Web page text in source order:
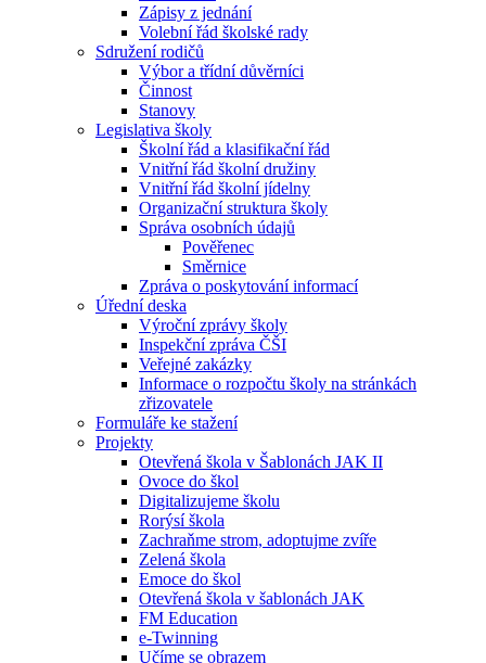
Zápisy z jednání
Volební řád školské rady
Sdružení rodičů
Výbor a třídní důvěrníci
Činnost
Stanovy
Legislativa školy
Školní řád a klasifikační řád
Vnitřní řád školní družiny
Vnitřní řád školní jídelny
Organizační struktura školy
Správa osobních údajů
Pověřenec
Směrnice
Zpráva o poskytování informací
Úřední deska
Výroční zprávy školy
Inspekční zpráva ČŠI
Veřejné zakázky
Informace o rozpočtu školy na stránkách
zřizovatele
Formuláře ke stažení
Projekty
Otevřená škola v Šablonách JAK II
Ovoce do škol
Digitalizujeme školu
Rorýsí škola
Zachraňme strom, adoptujme zvíře
Zelená škola
Emoce do škol
Otevřená škola v šablonách JAK
FM Education
e-Twinning
Učíme se obrazem